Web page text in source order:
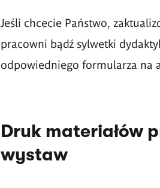
Jeśli chcecie Państwo,
pracowni bądź sylwetki
odpowiedniego formularza na
Druk materiałów
wystaw